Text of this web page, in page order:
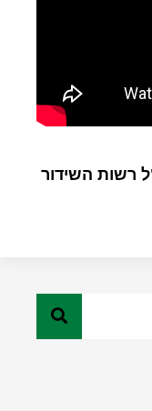
רשות השידור